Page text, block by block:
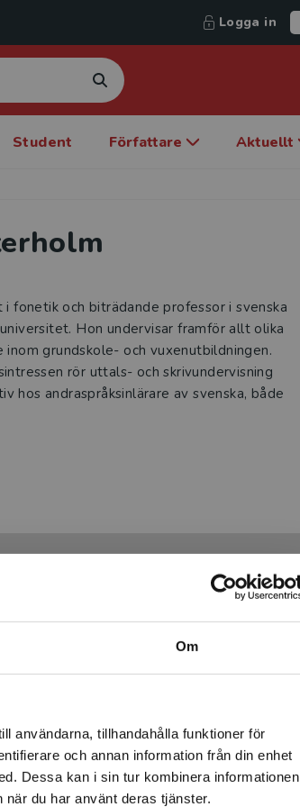
Om
användarna, tillhandahålla funktioner för
och annan information från din enhet
Dessa kan i sin tur kombinera informationen
du har använt deras tjänster.
via en
utanför
Logga in
Student Författare Aktuellt
fonetik och biträdande professor i svenska
Hon undervisar framför allt olika
grundskole- och vuxenutbildningen.
rör uttals- och skrivundervisning
hos andraspråksinlärare av svenska, både